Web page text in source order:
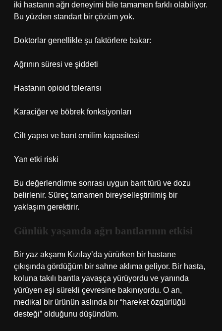
iki hastanın ağrı deneyimi bile tamamen farklı olabiliyor.
Bu yüzden standart bir çözüm yok.
Doktorlar genellikle şu faktörlere bakar:
Ağrının süresi ve şiddeti
Hastanın opioid toleransı
Karaciğer ve böbrek fonksiyonları
Cilt yapısı ve bant emilim kapasitesi
Yan etki riski
Bu değerlendirme sonrası uygun bant türü ve dozu
belirlenir. Süreç tamamen bireyselleştirilmiş bir
yaklaşım gerektirir.
Günlük yaşamda ağrı bantlarının etkisi
Bir yaz akşamı Kızılay’da yürürken bir hastane
çıkışında gördüğüm bir sahne aklıma geliyor. Bir hasta,
koluna takılı bantla yavaşça yürüyordu ve yanında
yürüyen eşi sürekli çevresine bakınıyordu. O an,
medikal bir ürünün aslında bir “hareket özgürlüğü
desteği” olduğunu düşündüm.